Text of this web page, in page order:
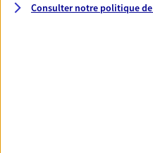
Prévoyance
Consulter notre politique de